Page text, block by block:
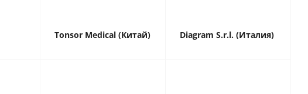
Tonsor Medical (Китай) Diagram S.r.l. (Италия)